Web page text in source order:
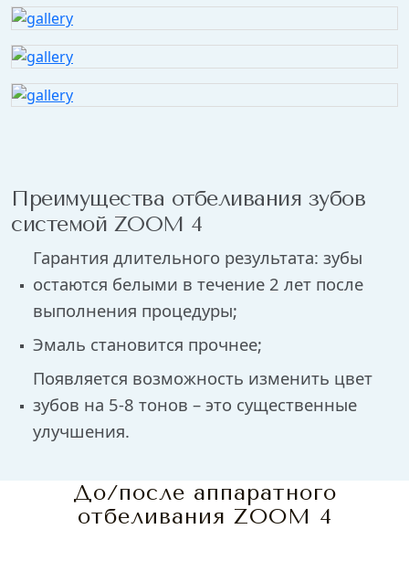
Преимущества отбеливания зубов
системой ZOOM 4
Гарантия длительного результата: зубы
остаются белыми в течение 2 лет после
выполнения процедуры;
Эмаль становится прочнее;
Появляется возможность изменить цвет
зубов на 5-8 тонов – это существенные
улучшения.
До/после аппаратного
отбеливания ZOOM 4